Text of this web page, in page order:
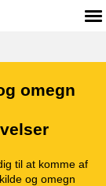
omegn
til at komme af
og omegn